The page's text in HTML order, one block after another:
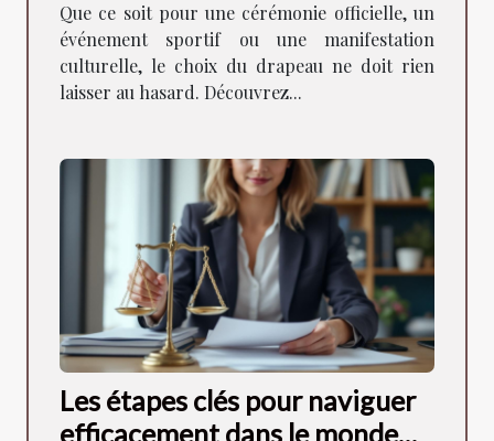
Que ce soit pour une cérémonie officielle, un
événement sportif ou une manifestation
culturelle, le choix du drapeau ne doit rien
laisser au hasard. Découvrez...
Les étapes clés pour naviguer
efficacement dans le monde